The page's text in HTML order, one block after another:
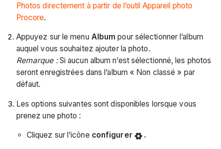
Photos directement à partir de l’outil Appareil photo
Procore.
Appuyez sur le menu Album pour sélectionner l’album
auquel vous souhaitez ajouter la photo.
Remarque :Si aucun album n’est sélectionné, les photos
seront enregistrées dans l’album « Non classé » par
défaut.
Les options suivantes sont disponibles lorsque vous
prenez une photo :
Cliquez sur l’icône configurer .